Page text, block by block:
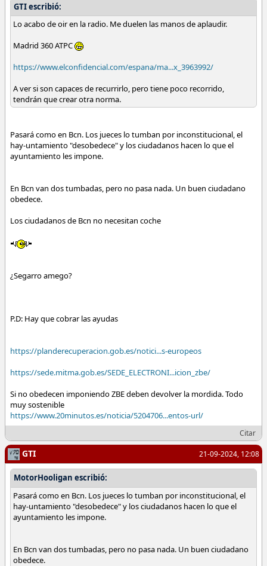
GTI escribió:
Lo acabo de oir en la radio. Me duelen las manos de aplaudir.
Madrid 360 ATPC
https://www.elconfidencial.com/espana/ma...x_3963992/
A ver si son capaces de recurrirlo, pero tiene poco recorrido,
tendrán que crear otra norma.
Pasará como en Bcn. Los jueces lo tumban por inconstitucional, el
hay-untamiento "desobedece" y los ciudadanos hacen lo que el
ayuntamiento les impone.
En Bcn van dos tumbadas, pero no pasa nada. Un buen ciudadano
obedece.
Los ciudadanos de Bcn no necesitan coche
¿Segarro amego?
P.D: Hay que cobrar las ayudas
https://planderecuperacion.gob.es/notici...s-europeos
https://sede.mitma.gob.es/SEDE_ELECTRONI...icion_zbe/
Si no obedecen imponiendo ZBE deben devolver la mordida. Todo
muy sostenible
https://www.20minutos.es/noticia/5204706...entos-url/
Citar
21-09-2024, 12:08
GTI
MotorHooligan escribió:
Pasará como en Bcn. Los jueces lo tumban por inconstitucional, el
hay-untamiento "desobedece" y los ciudadanos hacen lo que el
ayuntamiento les impone.
En Bcn van dos tumbadas, pero no pasa nada. Un buen ciudadano
obedece.